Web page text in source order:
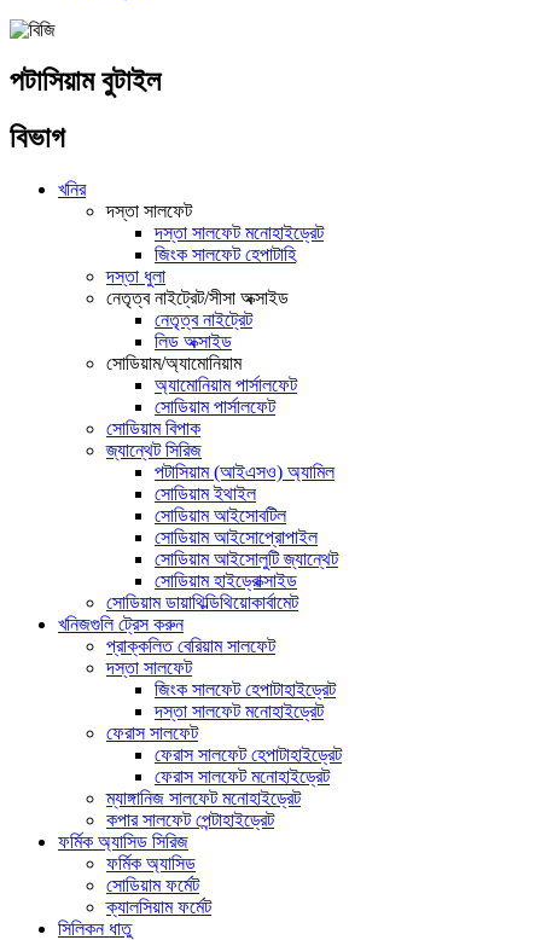
পটাসিয়াম বুটাইল
বিভাগ
খনির
দস্তা সালফেট
দস্তা সালফেট মনোহাইড্রেট
জিংক সালফেট হেপাটাহি
দস্তা ধুলা
নেতৃত্ব নাইট্রেট/সীসা অক্সাইড
নেতৃত্ব নাইট্রেট
লিড অক্সাইড
সোডিয়াম/অ্যামোনিয়াম
অ্যামোনিয়াম পার্সালফেট
সোডিয়াম পার্সালফেট
সোডিয়াম বিপাক
জ্যান্থেট সিরিজ
পটাসিয়াম (আইএসও) অ্যামিল
সোডিয়াম ইথাইল
সোডিয়াম আইসোবটিল
সোডিয়াম আইসোপ্রোপাইল
সোডিয়াম আইসোলুটি জ্যান্থেট
সোডিয়াম হাইড্রোক্সাইড
সোডিয়াম ডায়াথিল্ডিথিয়োকার্বামেট
খনিজগুলি ট্রেস করুন
প্রাক্কলিত বেরিয়াম সালফেট
দস্তা সালফেট
জিংক সালফেট হেপাটাহাইড্রেট
দস্তা সালফেট মনোহাইড্রেট
ফেরাস সালফেট
ফেরাস সালফেট হেপাটাহাইড্রেট
ফেরাস সালফেট মনোহাইড্রেট
ম্যাঙ্গানিজ সালফেট মনোহাইড্রেট
কপার সালফেট পেন্টাহাইড্রেট
ফর্মিক অ্যাসিড সিরিজ
ফর্মিক অ্যাসিড
সোডিয়াম ফর্মেট
ক্যালসিয়াম ফর্মেট
সিলিকন ধাতু